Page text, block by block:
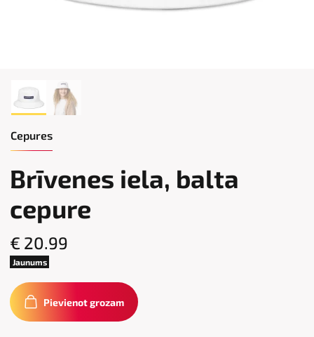
Cepures
Brīvenes iela, balta
cepure
€ 20.99
Jaunums
Pievienot grozam